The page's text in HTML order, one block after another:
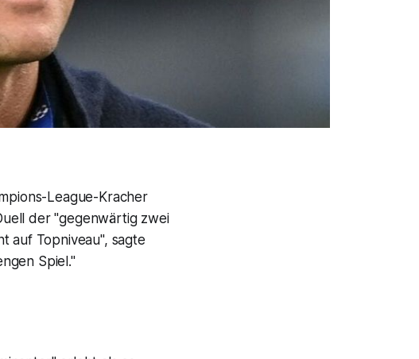
League-Kracher
der "gegenwärtig zwei
auf Topniveau", sagte
Spiel."